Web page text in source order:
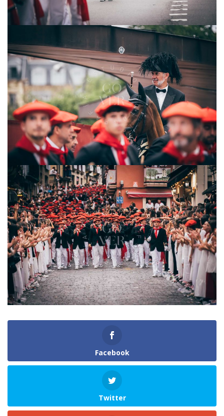
Facebook
Twitter